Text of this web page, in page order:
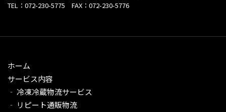
TEL：072-230-5775 FAX：072-230-5776
ホーム
サービス内容
‐ 冷凍冷蔵物流サービス
‐ リピート通販物流